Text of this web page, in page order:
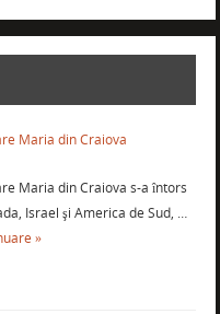
Maria din Craiova
Maria din Craiova s-a întors
Israel şi America de Sud, …
»